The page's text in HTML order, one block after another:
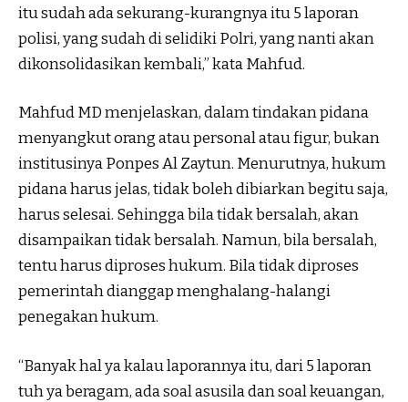
itu sudah ada sekurang-kurangnya itu 5 laporan
polisi, yang sudah di selidiki Polri, yang nanti akan
dikonsolidasikan kembali,” kata Mahfud.
Mahfud MD menjelaskan, dalam tindakan pidana
menyangkut orang atau personal atau figur, bukan
institusinya Ponpes Al Zaytun. Menurutnya, hukum
pidana harus jelas, tidak boleh dibiarkan begitu saja,
harus selesai. Sehingga bila tidak bersalah, akan
disampaikan tidak bersalah. Namun, bila bersalah,
tentu harus diproses hukum. Bila tidak diproses
pemerintah dianggap menghalang-halangi
penegakan hukum.
“Banyak hal ya kalau laporannya itu, dari 5 laporan
tuh ya beragam, ada soal asusila dan soal keuangan,